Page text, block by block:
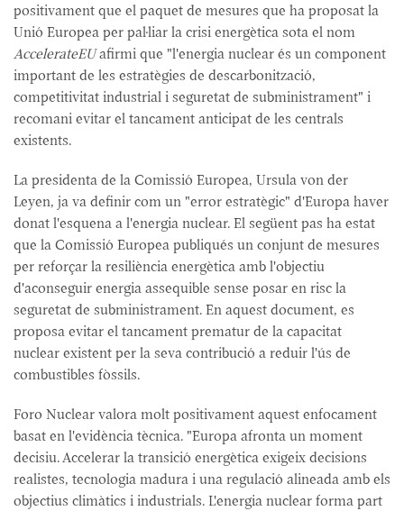
positivament que el paquet de mesures que ha proposat la
Unió Europea per pal·liar la crisi energètica sota el nom
AccelerateEUafirmi que "l'energia nuclear és un component
important de les estratègies de descarbonització,
competitivitat industrial i seguretat de subministrament" i
recomani evitar el tancament anticipat de les centrals
existents.
La presidenta de la Comissió Europea, Ursula von der
Leyen, ja va definir com un "error estratègic" d'Europa haver
donat l'esquena a l'energia nuclear. El següent pas ha estat
que la Comissió Europea publiqués un conjunt de mesures
per reforçar la resiliència energètica amb l'objectiu
d'aconseguir energia assequible sense posar en risc la
seguretat de subministrament. En aquest document, es
proposa evitar el tancament prematur de la capacitat
nuclear existent per la seva contribució a reduir l'ús de
combustibles fòssils.
Foro Nuclear valora molt positivament aquest enfocament
basat en l'evidència tècnica. "Europa afronta un moment
decisiu. Accelerar la transició energètica exigeix decisions
realistes, tecnologia madura i una regulació alineada amb els
objectius climàtics i industrials. L'energia nuclear forma part